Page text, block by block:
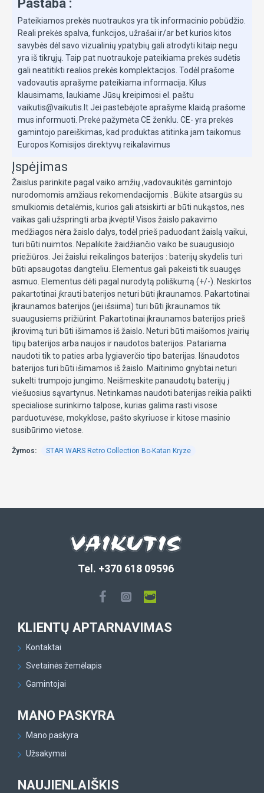
Pastaba :
Pateikiamos prekės nuotraukos yra tik informacinio pobūdžio.
Reali prekės spalva, funkcijos, užrašai ir/ar bet kurios kitos
savybės dėl savo vizualinių ypatybių gali atrodyti kitaip negu
yra iš tikrųjų. Taip pat nuotraukoje pateikiama prekės sudėtis
gali neatitikti realios prekės komplektacijos. Todėl prašome
vadovautis aprašyme pateikiama informacija. Kilus
klausimams, laukiame Jūsų kreipimosi el. paštu
vaikutis@vaikutis.lt Jei pastebėjote aprašyme klaidą prašome
mus informuoti. Prekė pažymėta CE ženklu. CE- yra prekės
gamintojo pareiškimas, kad produktas atitinka jam taikomus
Europos Komisijos direktyvų reikalavimus
Įspėjimas
Žaislus parinkite pagal vaiko amžių ,vadovaukitės gamintojo
nurodomomis amžiaus rekomendacijomis . Būkite atsargūs su
smulkiomis detalėmis, kurios gali atsiskirti ar būti nukąstos, nes
vaikas gali užspringti arba įkvėpti! Visos žaislо pakavimo
medžiagos nėra žaislo dalys, todėl prieš paduodant žaislą vaikui,
turi būti nuimtos. Nepalikite žaidžiančio vaiko be suaugusiojo
priežiūros. Jei žaislui reikalingos baterijos : baterijų skydelis turi
būti apsaugotas dangteliu. Elementus gali pakeisti tik suaugęs
asmuo. Elementus dėti pagal nurodytą poliškumą (+/-). Neskirtos
pakartotinai įkrauti baterijos neturi būti įkraunamos. Pakartotinai
įkraunamos baterijos (jei išsiima) turi būti įkraunamos tik
suaugusiems prižiūrint. Pakartotinai įkraunamos baterijos prieš
įkrovimą turi būti išimamos iš žaislo. Neturi būti maišomos įvairių
tipų baterijos arba naujos ir naudotos baterijos. Patariama
naudoti tik to paties arba lygiaverčio tipo baterijas. Išnaudotos
baterijos turi būti išimamos iš žaislo. Maitinimo gnybtai neturi
sukelti trumpojo jungimo. Neišmeskite panaudotų baterijų į
viešuosius sąvartynus. Netinkamas naudoti baterijas reikia palikti
specialiose surinkimo talpose, kurias galima rasti visose
parduotuvėse, mokyklose, pašto skyriuose ir kitose masinio
susibūrimo vietose.
Žymos: STAR WARS Retro Collection Bo-Katan Kryze
Tel. +370 618 09596
KLIENTŲ APTARNAVIMAS
Kontaktai
Svetainės žemėlapis
Gamintojai
MANO PASKYRA
Mano paskyra
Užsakymai
NAUJIENLAIŠKIS